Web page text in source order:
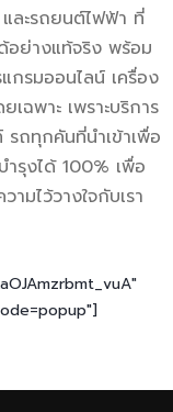
ละรถยนต์ไฟฟ้า ที่
อย่างแท้จริง พร้อม
รมออนไลน์ เครื่อง
ฉพาะ เพราะบริการ
ถทุกคันที่นำเข้าเพื่อ
รุงได้ 100% เพื่อ
มไว้วางใจกับเรา